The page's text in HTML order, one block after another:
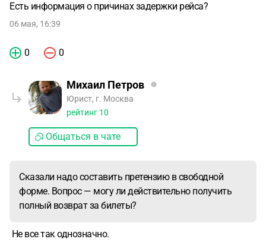
Есть информация о причинах задержки рейса?
06 мая, 16:39
0 0
Михаил Петров
Юрист, г. Москва
рейтинг 10
Общаться в чате
Сказали надо составить претензию в свободной
форме. Вопрос — могу ли действительно получить
полный возврат за билеты?
Не все так однозначно.